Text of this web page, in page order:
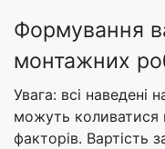
Формування
монтажних
Увага: всі наведені
можуть коливатися
факторів. Вартість